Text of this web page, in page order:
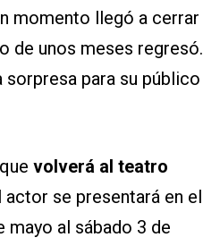
momento llegó a cerrar
de unos meses regresó.
para su público
volverá al teatro
actor se presentará en el
mayo al sábado 3 de